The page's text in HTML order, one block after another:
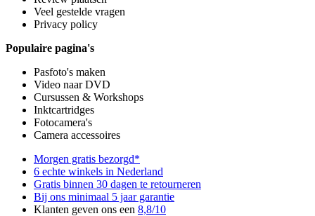
Veel gestelde vragen
Privacy policy
Populaire pagina's
Pasfoto's maken
Video naar DVD
Cursussen & Workshops
Inktcartridges
Fotocamera's
Camera accessoires
Morgen gratis bezorgd*
6 echte winkels in Nederland
Gratis binnen 30 dagen te retourneren
Bij ons minimaal 5 jaar garantie
Klanten geven ons een 8,8/10